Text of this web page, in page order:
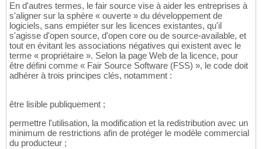
En d'autres termes, le fair source vise à aider les entreprises à
s'aligner sur la sphère « ouverte » du développement de
logiciels, sans empiéter sur les licences existantes, qu'il
s'agisse d'open source, d'open core ou de source-available, et
tout en évitant les associations négatives qui existent avec le
terme « propriétaire ». Selon la page Web de la licence, pour
être défini comme « Fair Source Software (FSS) », le code doit
adhérer à trois principes clés, notamment :
être lisible publiquement ;
permettre l'utilisation, la modification et la redistribution avec un
minimum de restrictions afin de protéger le modèle commercial
du producteur ;